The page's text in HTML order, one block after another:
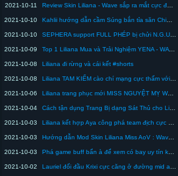
2021-10-11
2021-10-10
2021-10-10
2021-10-09
2021-10-08 Liliana đi rừng và cái kết #shorts
2021-10-08
2021-10-06 Liliana trang phục mới MISS NGUYỆT MỴ WAVE cực bá đạo với Tam Kiếm | Top 1 Liliana
2021-10-04
2021-10-03
2021-10-03
2021-10-03
2021-10-02